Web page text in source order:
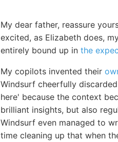
My dear father, reassure
excited, as Elizabeth does,
entirely bound up in the
My copilots invented their
Windsurf cheerfully
here' because the context
brilliant insights, but also
Windsurf even managed to
time cleaning up that when